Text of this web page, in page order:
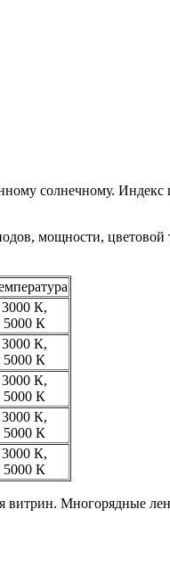
солнечному. Индекс
мощности, цветовой
К,
5000 К
К,
5000 К
К,
5000 К
К,
5000 К
К,
5000 К
витрин. Многорядные